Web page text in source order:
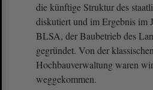
die künftige Struktur des
diskutiert und im Ergebnis im
BLSA, der Baubetrieb des
gegründet. Von der
Hochbauverwaltung waren
weggekommen.